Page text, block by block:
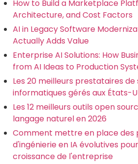
How to Build a Marketplace
Architecture, and Cost Factors
AI in Legacy Software
Actually Adds Value
Enterprise AI Solutions: How
from AI Ideas to Production
Les 20 meilleurs prestataires de
informatiques gérés aux États-
Les 12 meilleurs outils open
langage naturel en 2026
Comment mettre en place des
d'ingénierie en IA évolutives
croissance de l'entreprise